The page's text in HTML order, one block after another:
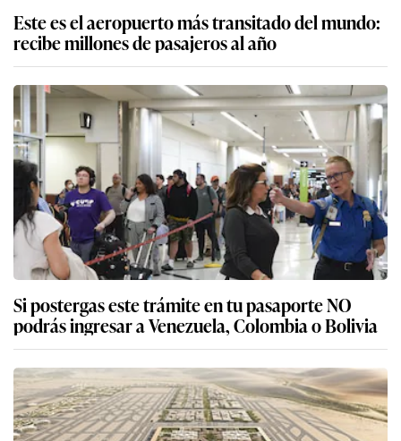
Este es el aeropuerto más transitado del mundo:
recibe millones de pasajeros al año
Si postergas este trámite en tu pasaporte NO
podrás ingresar a Venezuela, Colombia o Bolivia